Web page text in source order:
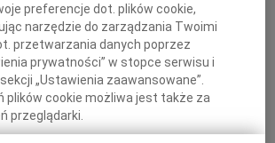
Rodzinie i Najbliższym
preferencje dot. plików cookie,
narzędzie do zarządzania Twoimi
przetwarzania danych poprzez
prywatności” w stopce serwisu i
„Ustawienia zaawansowane”.
plików cookie możliwa jest także za
przeglądarki.